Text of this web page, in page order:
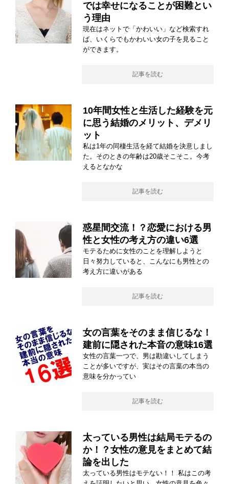
では幸せになることが困難とい
う理由
現在はネットで「かわいい」など検索すれ
ば、いくらでもかわいい女の子を見ること
ができます。
記事を読む
10年間女性と生活した経験を元
に思う結婚のメリット、デメリ
ット
私は1年の同棲生活を経て結婚を決意しまし
た。そのときの年齢は20歳そこそこ。今考
えるとなかな
記事を読む
惑星間交流！？恋愛における男
性と女性の考え方の違い6選
モテるために女性のことを理解しようと
日々努力していると、こんなにも男性との
考え方に違いがある
記事を読む
女の言葉をそのまま信じるな！
建前に隠された本音の意味16選
女性の言葉一つで、男は勘違いしてしまう
ことが多いですが、実はその言葉の本当の
意味を分かってい
記事を読む
太っている男性は結局モテるの
か！？女性の意見をまとめて結
論を出した
太っている男性はモテない！！ 私はこの考